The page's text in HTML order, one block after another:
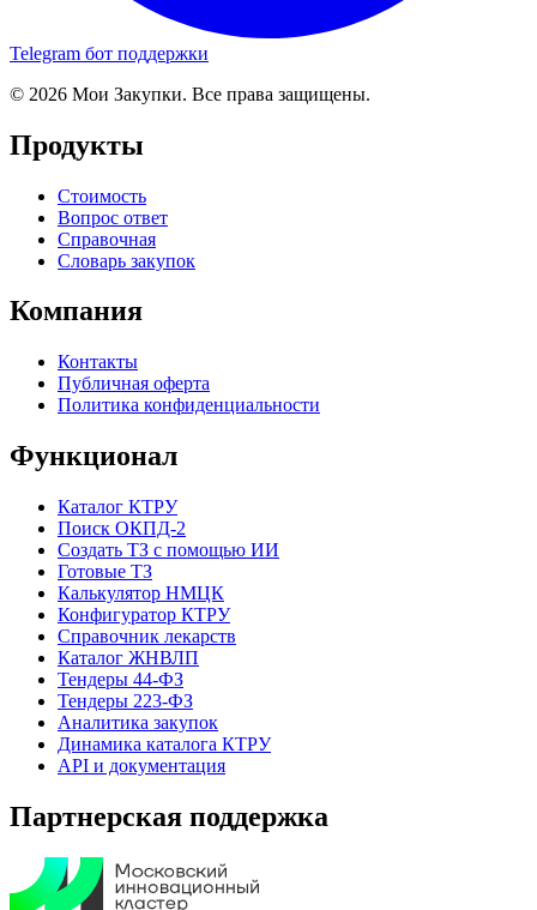
Telegram бот поддержки
© 2026 Мои Закупки. Все права защищены.
Продукты
Стоимость
Вопрос ответ
Справочная
Словарь закупок
Компания
Контакты
Публичная оферта
Политика конфиденциальности
Функционал
Каталог КТРУ
Поиск ОКПД-2
Создать ТЗ с помощью ИИ
Готовые ТЗ
Калькулятор НМЦК
Конфигуратор КТРУ
Справочник лекарств
Каталог ЖНВЛП
Тендеры 44-ФЗ
Тендеры 223-ФЗ
Аналитика закупок
Динамика каталога КТРУ
API и документация
Партнерская поддержка